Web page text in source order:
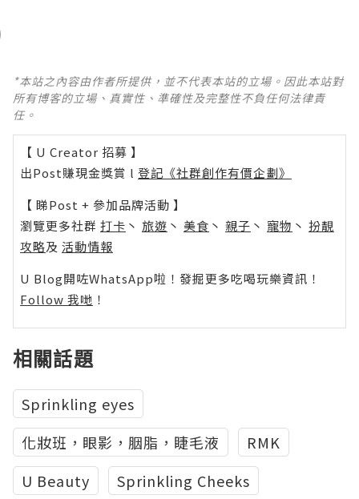
*本站之內容由作者所提供，並不代表本站的立場。因此本站對
所有博客的立場、真實性、準確性及完整性不負任何法律責
任。
【 U Creator 招募 】
出Post賺現金獎賞 l 登記《社群創作有價企劃》
【 睇Post + 參加品牌活動 】
瀏覽更多社群 打卡 丶 旅遊 丶 美食 丶 親子 丶 寵物 丶 扮靚
攻略及 活動情報
U Blog開咗WhatsApp啦！發掘更多吃喝玩樂資訊！
Follow 我哋 ！
相關話題
Sprinkling eyes
化妝班，眼影，胭脂，睫毛液
RMK
U Beauty
Sprinkling Cheeks